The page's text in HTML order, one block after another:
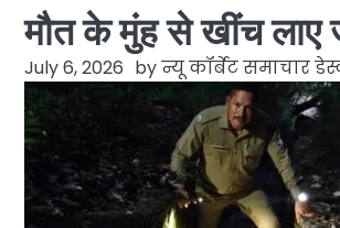
मौत के मुंह से खींच लाए
July 6, 2026 byन्यू कॉर्बेट समाचार